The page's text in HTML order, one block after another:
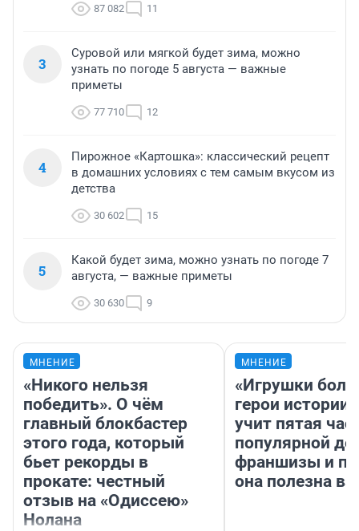
87 082 11
3
Суровой или мягкой будет зима, можно
узнать по погоде 5 августа — важные
приметы
77 710 12
4
Пирожное «Картошка»: классический рецепт
в домашних условиях с тем самым вкусом из
детства
30 602 15
5
Какой будет зима, можно узнать по погоде 7
августа, — важные приметы
30 630 9
МНЕНИЕ
«Никого нельзя
победить». О чём
главный блокбастер
этого года, который
бьет рекорды в
прокате: честный
отзыв на «Одиссею»
Нолана
МНЕНИЕ
«Игрушки
герои
учит пятая
популярной
франшизы и
она полезна